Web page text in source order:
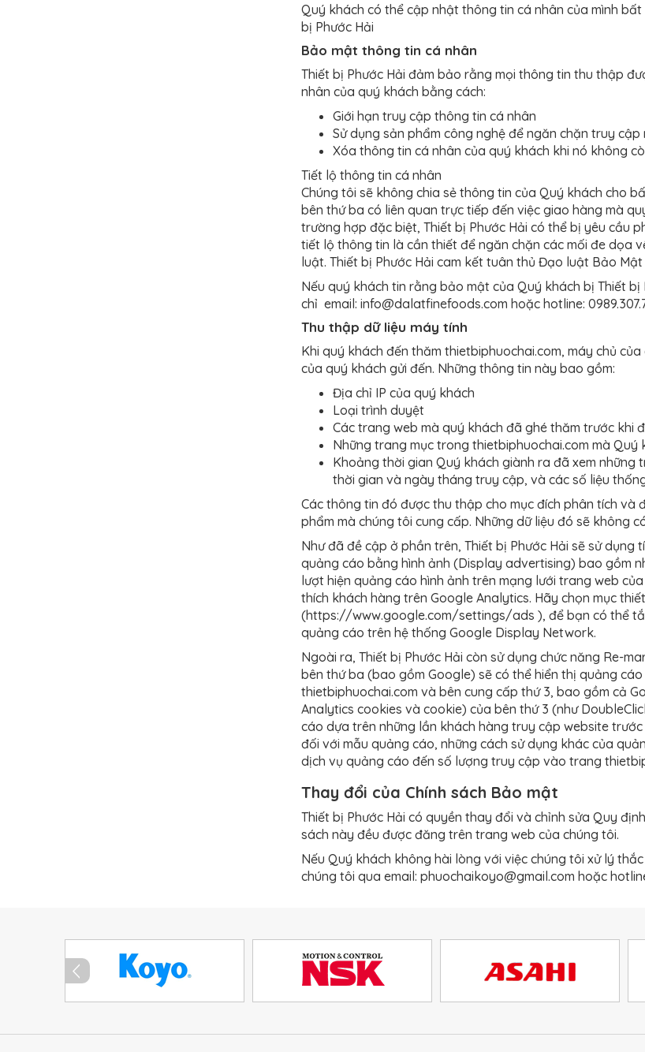
Quý khách có thể cập nhật thông tin cá nhân của mình
bị Phước Hải
Bảo mật thông tin cá nhân
Thiết bị Phước Hải đảm bảo rằng mọi thông tin thu thập
nhân của quý khách bằng cách:
Giới hạn truy cập thông tin cá nhân
Sử dụng sản phẩm công nghệ để ngăn chặn truy
Xóa thông tin cá nhân của quý khách khi nó không
Tiết lộ thông tin cá nhân
Chúng tôi sẽ không chia sẻ thông tin của Quý khách cho
bên thứ ba có liên quan trực tiếp đến việc giao hàng mà
trường hợp đặc biệt, Thiết bị Phước Hải có thể bị yêu cầu
tiết lộ thông tin là cần thiết để ngăn chặn các mối đe dọa
luật. Thiết bị Phước Hải cam kết tuân thủ Đạo luật Bảo
Nếu quý khách tin rằng bảo mật của Quý khách bị Thiết
chỉ email: info@dalatfinefoods.com hoặc hotline:
Thu thập dữ liệu máy tính
Khi quý khách đến thăm thietbiphuochai.com, máy chủ
của quý khách gửi đến. Những thông tin này bao gồm:
Địa chỉ IP của quý khách
Loại trình duyệt
Các trang web mà quý khách đã ghé thăm trước khi
Những trang mục trong thietbiphuochai.com mà Quý
Khoảng thời gian Quý khách giành ra đã xem
thời gian và ngày tháng truy cập, và các số liệu
Các thông tin đó được thu thập cho mục đích phân tích
phẩm mà chúng tôi cung cấp. Những dữ liệu đó sẽ không
Như đã đề cập ở phần trên, Thiết bị Phước Hải sẽ sử
quảng cáo bằng hình ảnh (Display advertising) bao gồm
lượt hiện quảng cáo hình ảnh trên mạng lưới trang web
thích khách hàng trên Google Analytics. Hãy chọn mục
(https://www.google.com/settings/ads ), để bạn có thể
quảng cáo trên hệ thống Google Display Network.
Ngoài ra, Thiết bị Phước Hải còn sử dụng chức năng Re-
bên thứ ba (bao gồm Google) sẽ có thể hiển thị quảng
thietbiphuochai.com và bên cung cấp thứ 3, bao gồm cả
Analytics cookies và cookie) của bên thứ 3 (như
cáo dựa trên những lần khách hàng truy cập website
đối với mẫu quảng cáo, những cách sử dụng khác của
dịch vụ quảng cáo đến số lượng truy cập vào trang
Thay đổi của Chính sách Bảo mật
Thiết bị Phước Hải có quyền thay đổi và chỉnh sửa Quy
sách này đều được đăng trên trang web của chúng tôi.
Nếu Quý khách không hài lòng với việc chúng tôi xử lý
chúng tôi qua email: phuochaikoyo@gmail.com hoặc